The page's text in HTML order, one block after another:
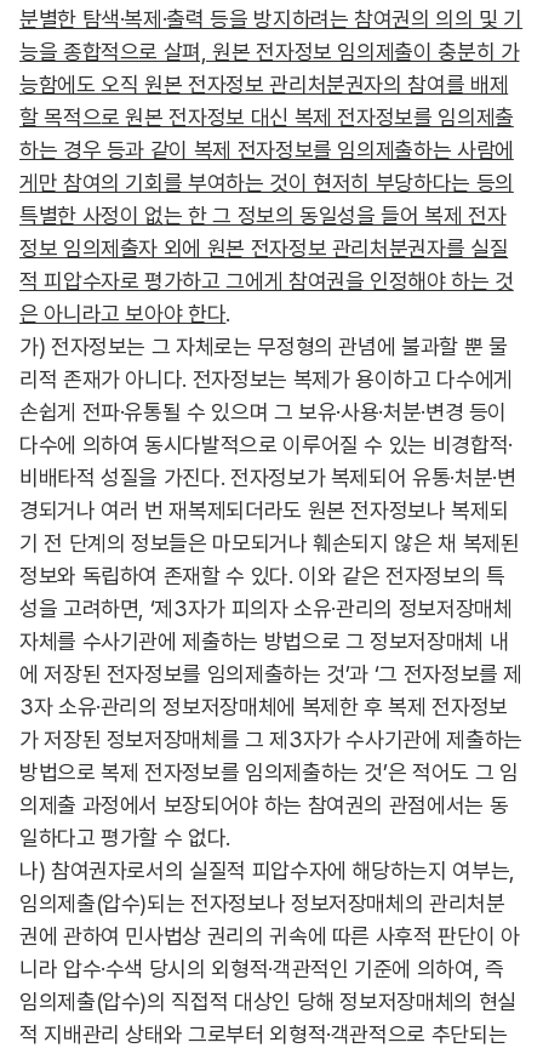
분별한 탐색·복제·출력 등을 방지하려는 참여권의 의의 및 기
능을 종합적으로 살펴, 원본 전자정보 임의제출이 충분히 가
능함에도 오직 원본 전자정보 관리처분권자의 참여를 배제
할 목적으로 원본 전자정보 대신 복제 전자정보를 임의제출
하는 경우 등과 같이 복제 전자정보를 임의제출하는 사람에
게만 참여의 기회를 부여하는 것이 현저히 부당하다는 등의
특별한 사정이 없는 한 그 정보의 동일성을 들어 복제 전자
정보 임의제출자 외에 원본 전자정보 관리처분권자를 실질
적 피압수자로 평가하고 그에게 참여권을 인정해야 하는 것
은 아니라고 보아야 한다.
가) 전자정보는 그 자체로는 무정형의 관념에 불과할 뿐 물
리적 존재가 아니다. 전자정보는 복제가 용이하고 다수에게
손쉽게 전파·유통될 수 있으며 그 보유·사용·처분·변경 등이
다수에 의하여 동시다발적으로 이루어질 수 있는 비경합적·
비배타적 성질을 가진다. 전자정보가 복제되어 유통·처분·변
경되거나 여러 번 재복제되더라도 원본 전자정보나 복제되
기 전 단계의 정보들은 마모되거나 훼손되지 않은 채 복제된
정보와 독립하여 존재할 수 있다. 이와 같은 전자정보의 특
성을 고려하면, ‘제3자가 피의자 소유·관리의 정보저장매체
자체를 수사기관에 제출하는 방법으로 그 정보저장매체 내
에 저장된 전자정보를 임의제출하는 것’과 ‘그 전자정보를 제
3자 소유·관리의 정보저장매체에 복제한 후 복제 전자정보
가 저장된 정보저장매체를 그 제3자가 수사기관에 제출하는
방법으로 복제 전자정보를 임의제출하는 것’은 적어도 그 임
의제출 과정에서 보장되어야 하는 참여권의 관점에서는 동
일하다고 평가할 수 없다.
나) 참여권자로서의 실질적 피압수자에 해당하는지 여부는,
임의제출(압수)되는 전자정보나 정보저장매체의 관리처분
권에 관하여 민사법상 권리의 귀속에 따른 사후적 판단이 아
니라 압수·수색 당시의 외형적·객관적인 기준에 의하여, 즉
임의제출(압수)의 직접적 대상인 당해 정보저장매체의 현실
적 지배관리 상태와 그로부터 외형적·객관적으로 추단되는